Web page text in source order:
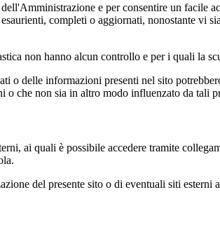
e per consentire un facile
completi o aggiornati, nonostante vi
non hanno alcun controllo e per i quali la
delle informazioni presenti nel sito
o che non sia in altro modo influenzato da tali
ai quali è possibile accedere tramite
del presente sito o di eventuali siti esterni